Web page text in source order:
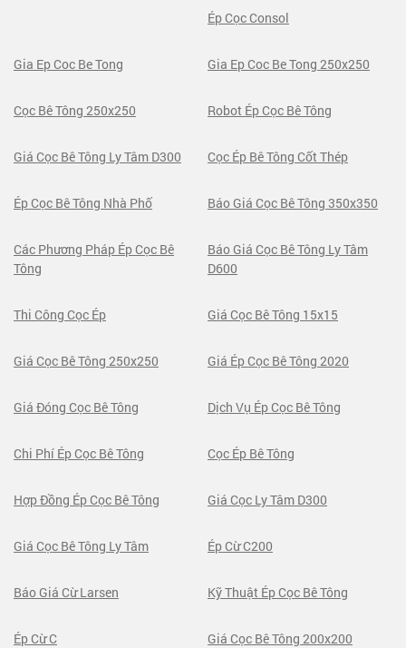
Ép Cọc Consol
Gia Ep Coc Be Tong Gia Ep Coc Be Tong 250x250
Cọc Bê Tông 250x250 Robot Ép Cọc Bê Tông
Giá Cọc Bê Tông Ly Tâm D300 Cọc Ép Bê Tông Cốt Thép
Ép Cọc Bê Tông Nhà Phố Báo Giá Cọc Bê Tông 350x350
Các Phương Pháp Ép Cọc Bê
Tông
Báo Giá Cọc Bê Tông Ly Tâm
D600
Thi Công Cọc Ép Giá Cọc Bê Tông 15x15
Giá Cọc Bê Tông 250x250 Giá Ép Cọc Bê Tông 2020
Giá Đóng Cọc Bê Tông Dịch Vụ Ép Cọc Bê Tông
Chi Phí Ép Cọc Bê Tông Cọc Ép Bê Tông
Hợp Đồng Ép Cọc Bê Tông Giá Cọc Ly Tâm D300
Giá Cọc Bê Tông Ly Tâm Ép Cừ C200
Báo Giá Cừ Larsen Kỹ Thuật Ép Cọc Bê Tông
Ép Cừ C Giá Cọc Bê Tông 200x200